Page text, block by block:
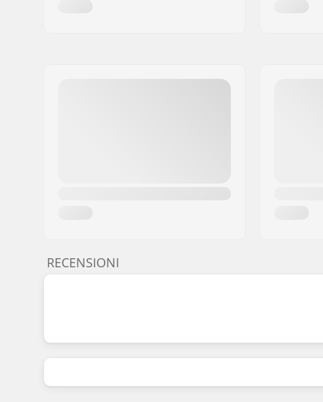
RECENSIONI